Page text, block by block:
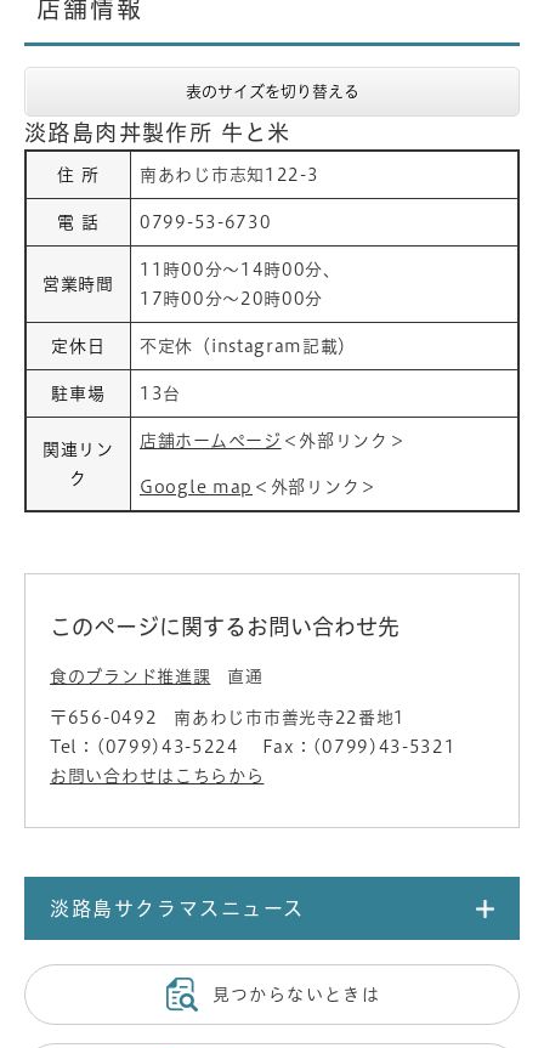
店舗情報
表のサイズを切り替える
淡路島肉丼製作所 牛と米
住 所 南あわじ市志知122-3
電 話 0799-53-6730
営業時間
11時00分～14時00分、
17時00分～20時00分
定休日 不定休（instagram記載）
駐車場 13台
関連リン
ク
店舗ホームページ ＜外部リンク＞
Google map ＜外部リンク＞
このページに関するお問い合わせ先
食のブランド推進課 直通
〒656-0492
南あわじ市市善光寺22番地1
Tel：(0799)43-5224
Fax：(0799)43-5321
お問い合わせはこちらから
淡路島サクラマスニュース
見つからないときは